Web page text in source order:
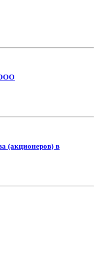
ООО
(акционеров) в